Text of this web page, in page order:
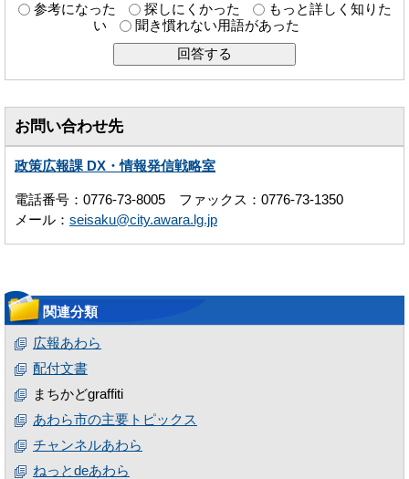
参考になった 探しにくかった
もっと詳しく知りた
い
聞き慣れない用語があった
お問い合わせ先
政策広報課 DX・情報発信戦略室
電話番号：0776-73-8005 ファックス：0776-73-1350
メール： seisaku@city.awara.lg.jp
関連分類
広報あわら
配付文書
まちかどgraffiti
あわら市の主要トピックス
チャンネルあわら
ねっとdeあわら